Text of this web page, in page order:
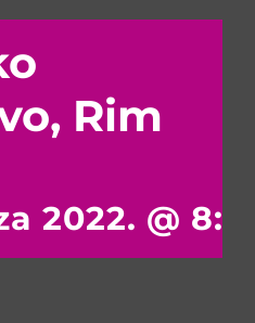
Rim
2022. @